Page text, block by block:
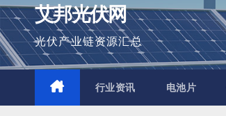
艾邦光伏网
光伏产业链资源汇总
行业资讯 电池片